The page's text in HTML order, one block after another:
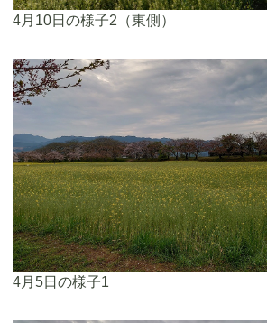
4月10日の様子2（東側）
4月5日の様子1